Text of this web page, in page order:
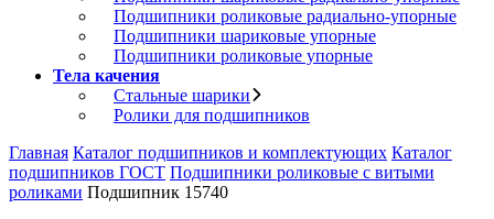
Подшипники роликовые радиально-упорные
Подшипники шариковые упорные
Подшипники роликовые упорные
Тела качения
Стальные шарики
Ролики для подшипников
Главная Каталог подшипников и комплектующих Каталог
подшипников ГОСТ Подшипники роликовые с витыми
роликами Подшипник 15740